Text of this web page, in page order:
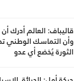
قاليباف: العالم أدرك
وأن التماسك الوطني
الثورة يُخضع أي عدو